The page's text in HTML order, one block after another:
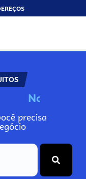
N
precisa